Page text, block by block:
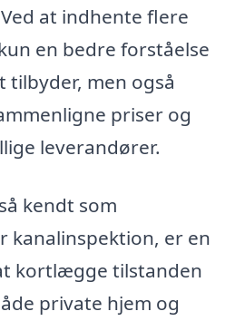
at indhente flere
en bedre forståelse
tilbyder, men også
priser og
leverandører.
kendt som
kanalinspektion, er en
kortlægge tilstanden
private hjem og